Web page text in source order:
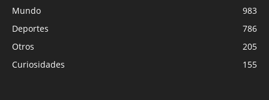
Mundo
983
Deportes
786
Otros
205
Curiosidades
155